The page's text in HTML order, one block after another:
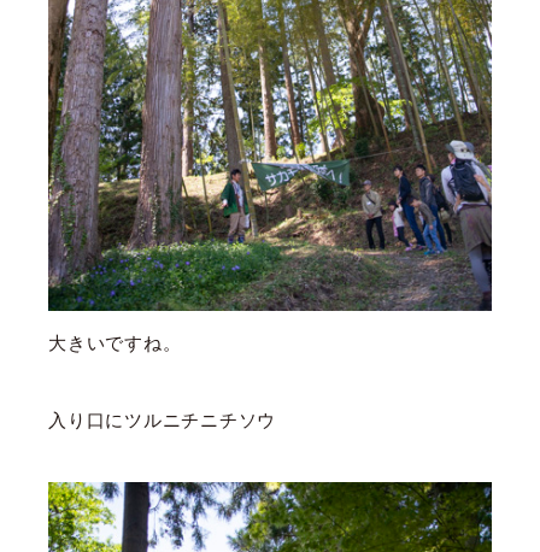
大きいですね。
入り口にツルニチニチソウ